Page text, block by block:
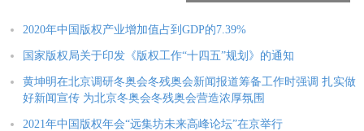
权良好生态
2020年中国版权产业增加值占到GDP的7.39%
国家版权局关于印发《版权工作“十四五”规划》的通知
黄坤明在北京调研冬奥会冬残奥会新闻报道筹备工作时强调 扎实做
好新闻宣传 为北京冬奥会冬残奥会营造浓厚氛围
2021年中国版权年会“远集坊未来高峰论坛”在京举行